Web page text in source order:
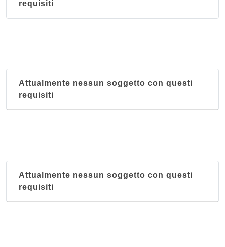
requisiti
Attualmente nessun soggetto con questi
requisiti
Attualmente nessun soggetto con questi
requisiti